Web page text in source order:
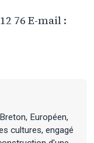
76 E-mail :
Européen,
cultures, engagé